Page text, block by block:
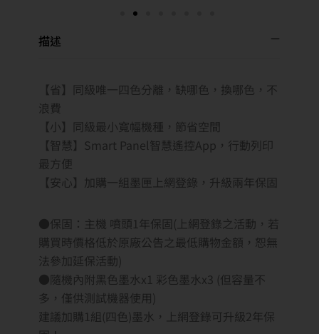
描述
【省】同級唯一四色分離，缺哪色，換哪色，不
浪費
【小】同級最小寬幅機種，節省空間
【智慧】Smart Panel智慧遙控App，行動列印
最方便
【安心】加購一組墨匣上網登錄，升級兩年保固
●保固：主機 噴頭1年保固(上網登錄之活動，若
購買時價格低於原廠公告之最低購物金額，恕無
法參加延保活動)
●隨機內附黑色墨水x1 彩色墨水x3 (但容量不
多，僅供測試機器使用)
建議加購1組(四色)墨水，上網登錄可升級2年保